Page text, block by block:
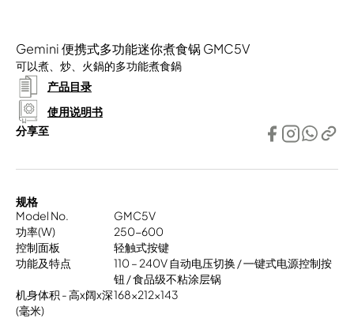
Gemini 便携式多功能迷你煮食锅 GMC5V
可以煮、炒、火鍋的多功能煮食鍋
产品目录
使用说明书
分享至
规格
Model No.
GMC5V
功率(W)
250-600
控制面板
轻触式按键
功能及特点
110 – 240V 自动电压切换 / ㇐键式电源控制按
钮 / 食品级不粘涂层锅
机身体积 - 高x阔x深
(毫米)
168x212x143